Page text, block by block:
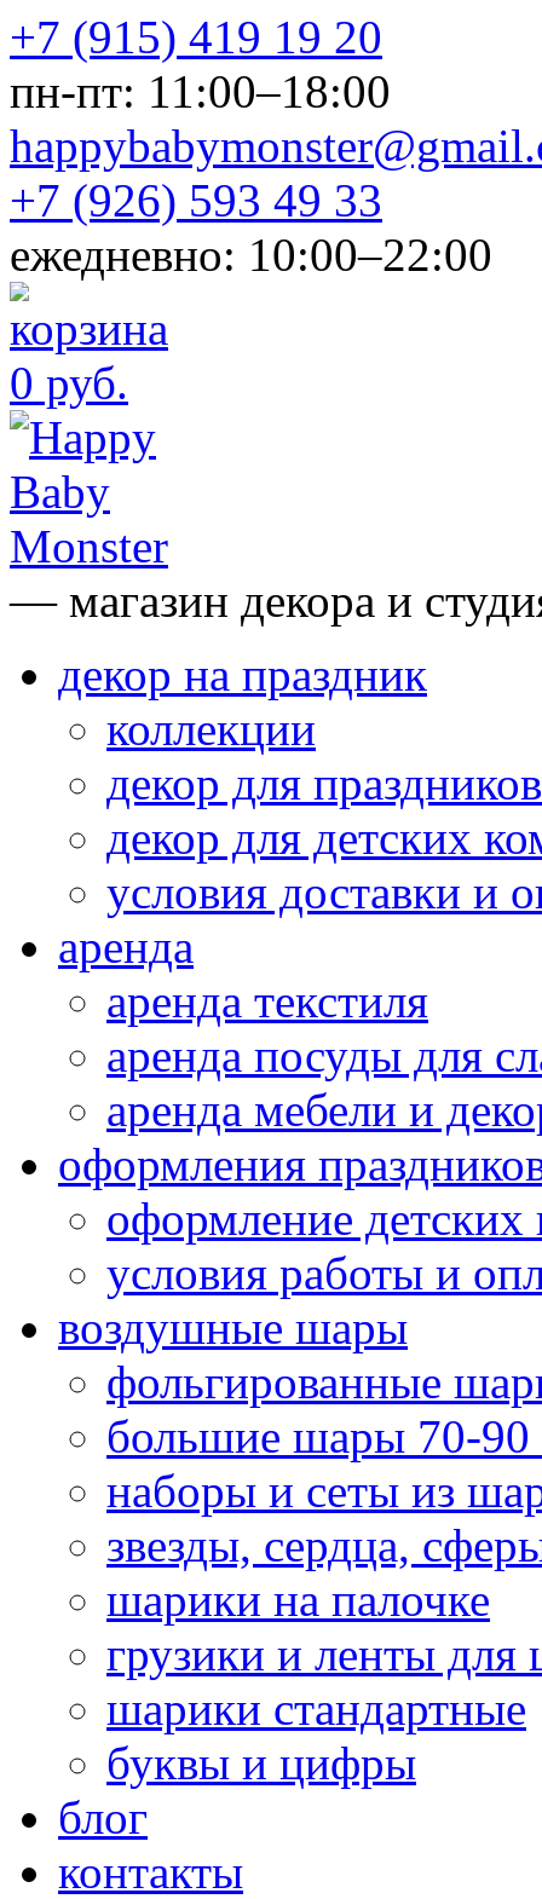
+7 (915) 419 19 20
пн-пт: 11:00–18:00
+7 (926) 593 49 33
ежедневно: 10:00–22:00
0 руб.
— магазин декора и
декор на праздник
коллекции
декор для праздников
декор для детских
условия доставки и
аренда
аренда текстиля
аренда посуды для
аренда мебели и
оформления
оформление детских
условия работы и
воздушные шары
фольгированные
большие шары 70-90
наборы и сеты из
звезды, сердца,
шарики на палочке
грузики и ленты для
шарики стандартные
буквы и цифры
блог
контакты